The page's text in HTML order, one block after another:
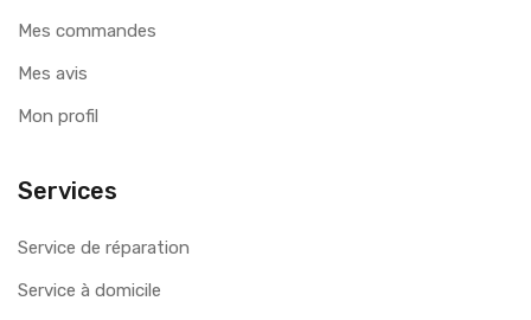
Mes commandes
Mes avis
Mon profil
Services
Service de réparation
Service à domicile